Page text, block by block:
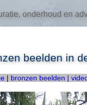
onderhoud en
beelden in
| bronzen beelden |